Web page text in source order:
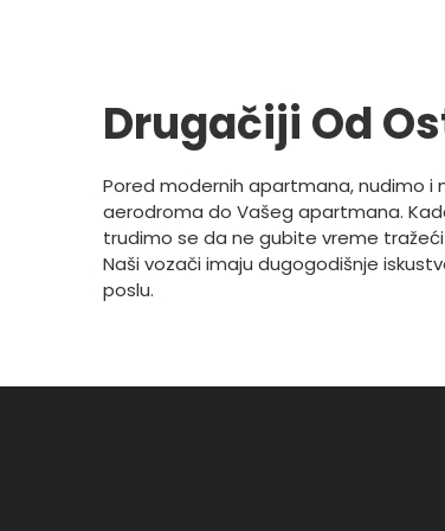
Drugačiji Od
Pored modernih apartmana, nudimo
aerodroma do Vašeg apartmana.
trudimo se da ne gubite vreme tražeći
Naši vozači imaju dugogodišnje
poslu.